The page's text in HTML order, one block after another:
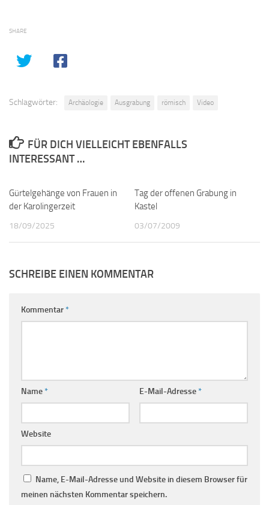
SHARE
Schlagwörter: Archäologie Ausgrabung römisch Video
FÜR DICH VIELLEICHT EBENFALLS
INTERESSANT …
Gürtelgehänge von Frauen in
der Karolingerzeit
18/09/2025
Tag der offenen Grabung in
Kastel
03/07/2009
SCHREIBE EINEN KOMMENTAR
Kommentar*
Name* E-Mail-Adresse*
Website
Name, E-Mail-Adresse und Website in diesem Browser für
meinen nächsten Kommentar speichern.